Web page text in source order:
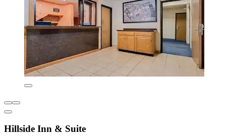
Hillside Inn & Suite